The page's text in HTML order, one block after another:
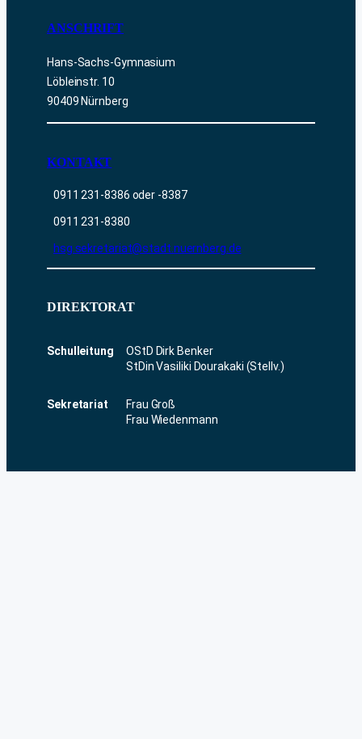
ANSCHRIFT
Hans-Sachs-Gymnasium
Löbleinstr. 10
90409 Nürnberg
KONTAKT
0911 231-8386 oder -8387
0911 231-8380
hsg.sekretariat@stadt.nuernberg.de
DIREKTORAT
Schulleitung
OStD Dirk Benker
StDin Vasiliki Dourakaki (Stellv.)
Sekretariat
Frau Groß
Frau Wiedenmann